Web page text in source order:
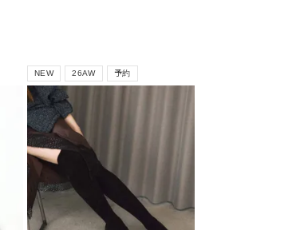
NEW 26AW 予約